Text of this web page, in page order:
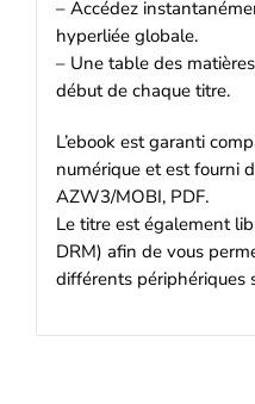
– Accédez
hyperliée globale.
– Une table des
début de chaque titre.
L’ebook est garanti
numérique et est fourni
AZW3/MOBI, PDF.
Le titre est également
DRM) afin de vous
différents périphériques